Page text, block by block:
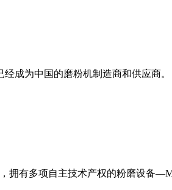
成为中国的磨粉机制造商和供应商
拥有多项自主技术产权的粉磨设备